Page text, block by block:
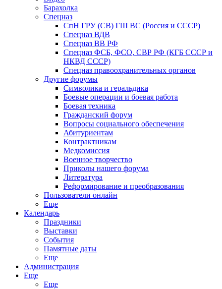
Барахолка
Спецназ
СпН ГРУ (СВ) ГШ ВС (Россия и СССР)
Спецназ ВДВ
Спецназ ВВ РФ
Спецназ ФСБ, ФСО, СВР РФ (КГБ СССР и
НКВД СССР)
Спецназ правоохранительных органов
Другие форумы
Символика и геральдика
Боевые операции и боевая работа
Боевая техника
Гражданский форум
Вопросы социального обеспечения
Абитуриентам
Контрактникам
Медкомиссия
Военное творчество
Приколы нашего форума
Литература
Реформирование и преобразования
Пользователи онлайн
Еще
Календарь
Праздники
Выставки
События
Памятные даты
Еще
Администрация
Еще
Еще